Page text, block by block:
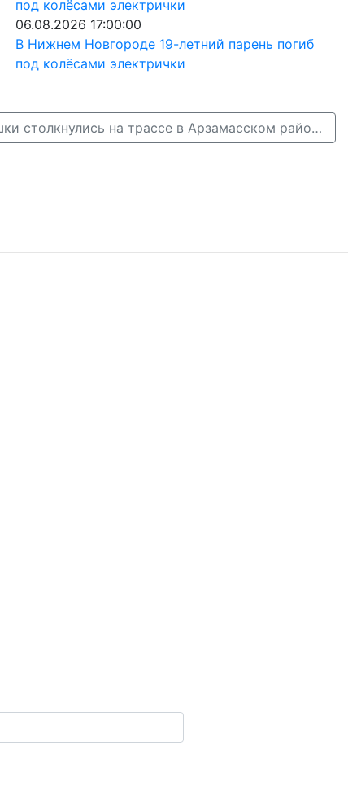
06.08.2026 17:00:00
В Нижнем Новгороде 19-летний парень погиб
под колёсами электрички
Фура и три легковушки столкнулись на трассе в Арзамасском районе →